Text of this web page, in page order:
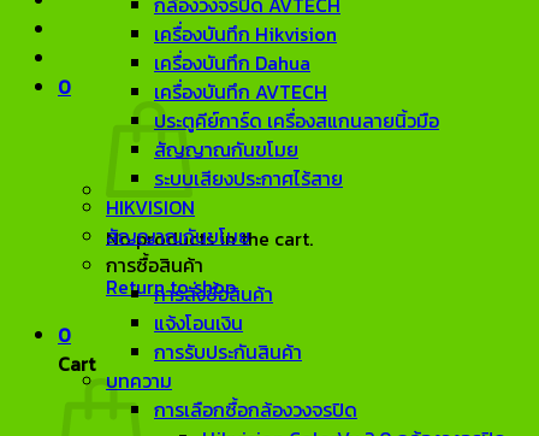
0
No products in the cart.
Return to shop
0
Cart
เครื่องบันทึก Hikvision
เครื่องบันทึก Dahua
เครื่องบันทึก AVTECH
ประตูคีย์การ์ด เครื่องสแกนลายนิ้วมือ
สัญญาณกันขโมย
ระบบเสียงประกาศไร้สาย
HIKVISION
สัญญาณกันขโมย
การซื้อสินค้า
การสั่งซื้อสินค้า
แจ้งโอนเงิน
การรับประกันสินค้า
บทความ
การเลือกซื้อกล้องวงจรปิด